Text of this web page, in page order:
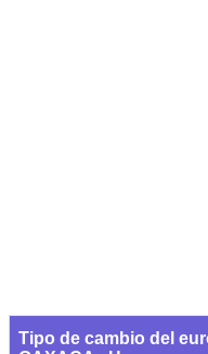
Tipo de cambio del